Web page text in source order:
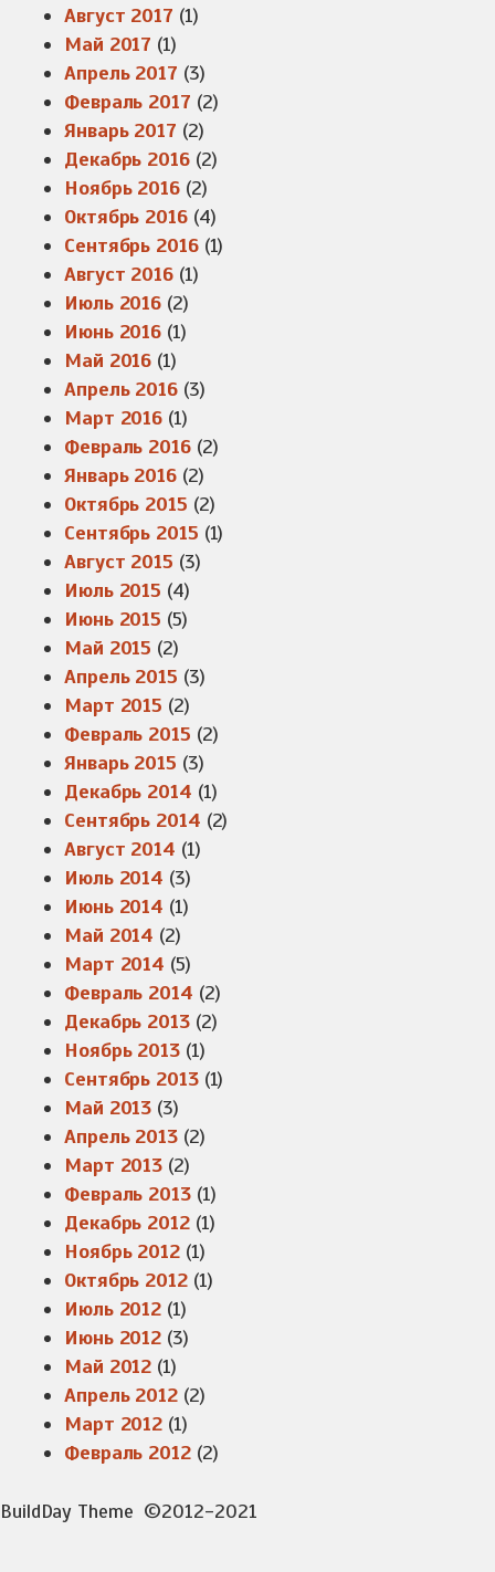
Август 2017 (1)
Май 2017 (1)
Апрель 2017 (3)
Февраль 2017 (2)
Январь 2017 (2)
Декабрь 2016(2)
Ноябрь 2016(2)
Октябрь 2016(4)
Сентябрь 2016(1)
Август 2016(1)
Июль 2016 (2)
Июнь 2016 (1)
Май 2016 (1)
Апрель 2016(3)
Март 2016 (1)
Февраль 2016(2)
Январь 2016(2)
Октябрь 2015 (2)
Сентябрь 2015 (1)
Август 2015 (3)
Июль 2015 (4)
Июнь 2015 (5)
Май 2015 (2)
Апрель 2015 (3)
Март 2015 (2)
Февраль 2015 (2)
Январь 2015 (3)
Декабрь 2014 (1)
Сентябрь 2014 (2)
Август 2014 (1)
Июль 2014 (3)
Июнь 2014 (1)
Май 2014 (2)
Март 2014 (5)
Февраль 2014 (2)
Декабрь 2013(2)
Ноябрь 2013(1)
Сентябрь 2013(1)
Май 2013 (3)
Апрель 2013(2)
Март 2013 (2)
Февраль 2013(1)
Декабрь 2012(1)
Ноябрь 2012(1)
Октябрь 2012(1)
Июль 2012 (1)
Июнь 2012 (3)
Май 2012 (1)
Апрель 2012(2)
Март 2012 (1)
Февраль 2012(2)
BuildDay Theme ©2012-2021